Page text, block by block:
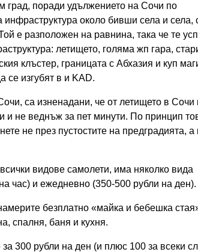
град, поради удължението на Сочи по
около бивши села и села,
е разположен на равнина, така че те
летището, голяма жп гара,
клъстер, границата с Абхазия и куп
се изгубят в и KAD.
са изненадани, че от летището в Сочи
и не веднъж за пет минути. По принцип
не през пустостите на предградията, а
видове самолети, има няколко вида
час) и ежедневно (350-500 рубли на ден).
безплатно «майка и бебешка
спалня, баня и кухня.
300 рубли на ден (и плюс 100 за всеки